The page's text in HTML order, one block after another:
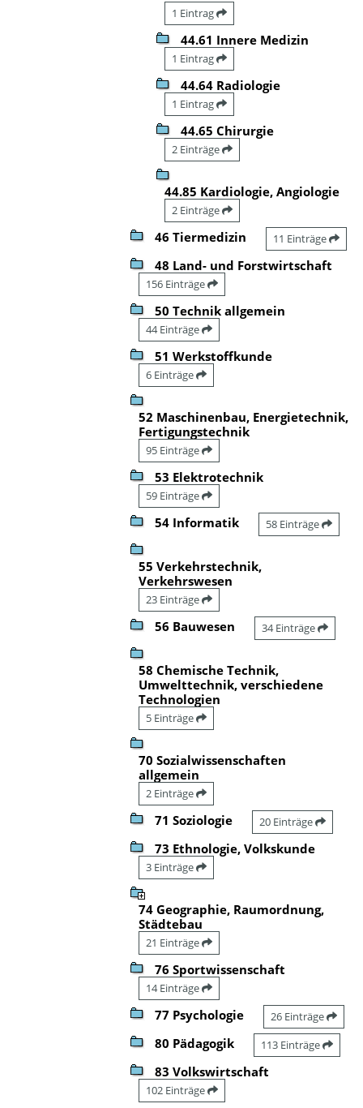
1 Eintrag
44.61 Innere Medizin
1 Eintrag
44.64 Radiologie
1 Eintrag
44.65 Chirurgie
2 Einträge
44.85 Kardiologie, Angiologie
2 Einträge
46 Tiermedizin 11 Einträge
48 Land- und Forstwirtschaft
156 Einträge
50 Technik allgemein
44 Einträge
51 Werkstoffkunde
6 Einträge
52 Maschinenbau, Energietechnik,
Fertigungstechnik
95 Einträge
53 Elektrotechnik
59 Einträge
54 Informatik 58 Einträge
55 Verkehrstechnik,
Verkehrswesen
23 Einträge
56 Bauwesen 34 Einträge
58 Chemische Technik,
Umwelttechnik, verschiedene
Technologien
5 Einträge
70 Sozialwissenschaften
allgemein
2 Einträge
71 Soziologie 20 Einträge
73 Ethnologie, Volkskunde
3 Einträge
74 Geographie, Raumordnung,
Städtebau
21 Einträge
76 Sportwissenschaft
14 Einträge
77 Psychologie 26 Einträge
80 Pädagogik 113 Einträge
83 Volkswirtschaft
102 Einträge